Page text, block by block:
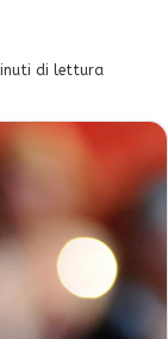
di lettura